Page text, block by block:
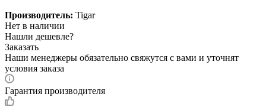
Производитель: Tigar
Нет в наличии
Нашли дешевле?
Заказать
Наши менеджеры обязательно свяжутся с вами и уточнят
условия заказа
Гарантия производителя